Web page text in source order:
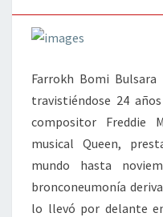
Farrokh Bomi
travistiéndose 24
compositor Freddie
musical Queen,
mundo hasta
bronconeumonía
lo llevó por delante